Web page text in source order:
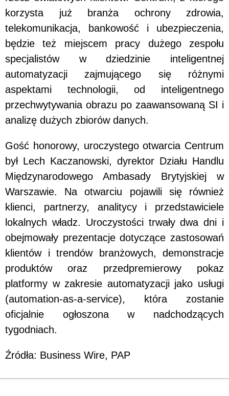
korzysta już branża ochrony zdrowia,
telekomunikacja, bankowość i ubezpieczenia,
będzie też miejscem pracy dużego zespołu
specjalistów w dziedzinie inteligentnej
automatyzacji zajmującego się różnymi
aspektami technologii, od inteligentnego
przechwytywania obrazu po zaawansowaną SI i
analizę dużych zbiorów danych.
Gość honorowy, uroczystego otwarcia Centrum
był Lech Kaczanowski, dyrektor Działu Handlu
Międzynarodowego Ambasady Brytyjskiej w
Warszawie. Na otwarciu pojawili się również
klienci, partnerzy, analitycy i przedstawiciele
lokalnych władz. Uroczystości trwały dwa dni i
obejmowały prezentacje dotyczące zastosowań
klientów i trendów branżowych, demonstracje
produktów oraz przedpremierowy pokaz
platformy w zakresie automatyzacji jako usługi
(automation-as-a-service), która zostanie
oficjalnie ogłoszona w nadchodzących
tygodniach.
Źródła: Business Wire, PAP